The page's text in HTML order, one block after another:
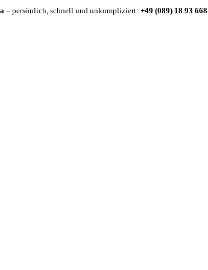
– persönlich, schnell und unkompliziert: +49 (089) 18 93